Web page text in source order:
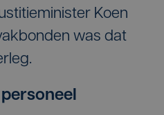
Koen
was dat